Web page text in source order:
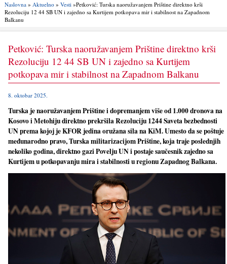
Naslovna» Aktuelno» Vesti»Petković: Turska naoružavanjem Prištine direktno krši
Rezoluciju 12 44 SB UN i zajedno sa Kurtijem potkopava mir i stabilnost na Zapadnom
Balkanu
Petković: Turska naoružavanjem Prištine direktno krši
Rezoluciju 12 44 SB UN i zajedno sa Kurtijem
potkopava mir i stabilnost na Zapadnom Balkanu
8. oktobar 2025.
Turska je naoružavanjem Prištine i dopremanjem više od 1.000 dronova na
Kosovo i Metohiju direktno prekršila Rezoluciju 1244 Saveta bezbednosti
UN prema kojoj je KFOR jedina oružana sila na KiM. Umesto da se poštuje
međunarodno pravo, Turska militarizacijom Prištine, koja traje poslednjih
nekoliko godina, direktno gazi Povelju UN i postaje saučesnik zajedno sa
Kurtijem u potkopavanju mira i stabilnosti u regionu Zapadnog Balkana.